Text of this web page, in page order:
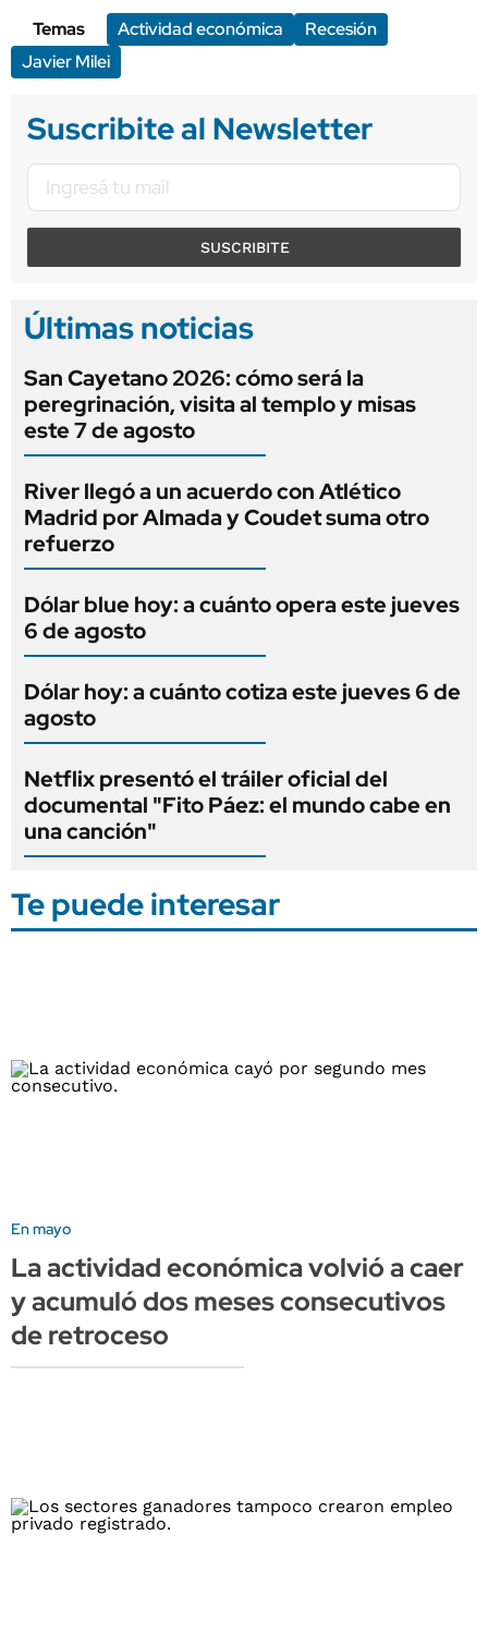
Temas Actividad económica
Recesión
Javier Milei
Suscribite al Newsletter
SUSCRIBITE
Últimas noticias
San Cayetano 2026: cómo será la
peregrinación, visita al templo y misas
este 7 de agosto
River llegó a un acuerdo con Atlético
Madrid por Almada y Coudet suma otro
refuerzo
Dólar blue hoy: a cuánto opera este jueves
6 de agosto
Dólar hoy: a cuánto cotiza este jueves 6 de
agosto
Netflix presentó el tráiler oficial del
documental "Fito Páez: el mundo cabe en
una canción"
Te puede interesar
En mayo
La actividad económica volvió a caer
y acumuló dos meses consecutivos
de retroceso